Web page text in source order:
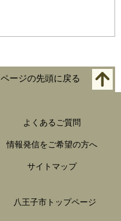
ページの先頭に戻る
よくあるご質問
情報発信をご希望の方へ
サイトマップ
八王子市トップページ